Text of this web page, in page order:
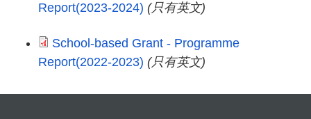
Report(2023-2024) (只有英文)
School-based Grant - Programme
Report(2022-2023) (只有英文)